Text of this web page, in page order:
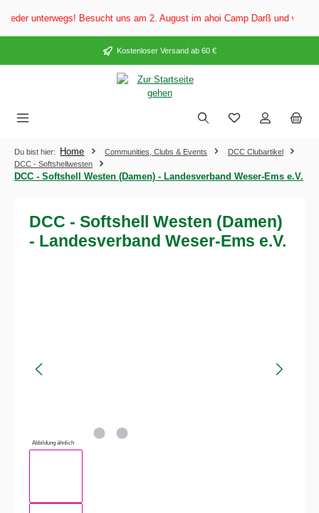
springen
unterwegs! Besucht uns am 2. August im ahoi Camp Darß und vom 3.
Kostenloser Versand ab 60 €
Du bist hier: Home Communities, Clubs & Events
DCC Clubartikel
DCC - Softshellwesten
DCC - Softshell Westen (Damen) - Landesverband Weser-Ems e.V.
DCC - Softshell Westen (Damen)
- Landesverband Weser-Ems e.V.
Abbildung ähnlich